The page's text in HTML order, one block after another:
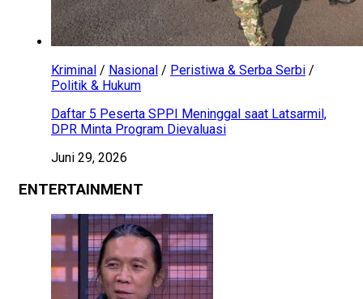
Kriminal / Nasional / Peristiwa & Serba Serbi /
Politik & Hukum
Daftar 5 Peserta SPPI Meninggal saat Latsarmil,
DPR Minta Program Dievaluasi
Juni 29, 2026
ENTERTAINMENT